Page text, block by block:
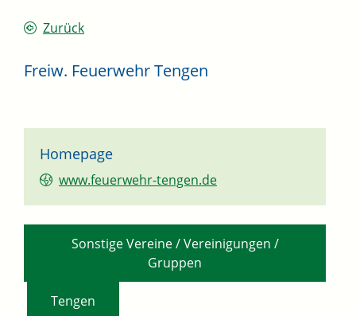
Zurück
Freiw. Feuerwehr Tengen
Homepage
www.feuerwehr-tengen.de
Sonstige Vereine / Vereinigungen /
Gruppen
Tengen